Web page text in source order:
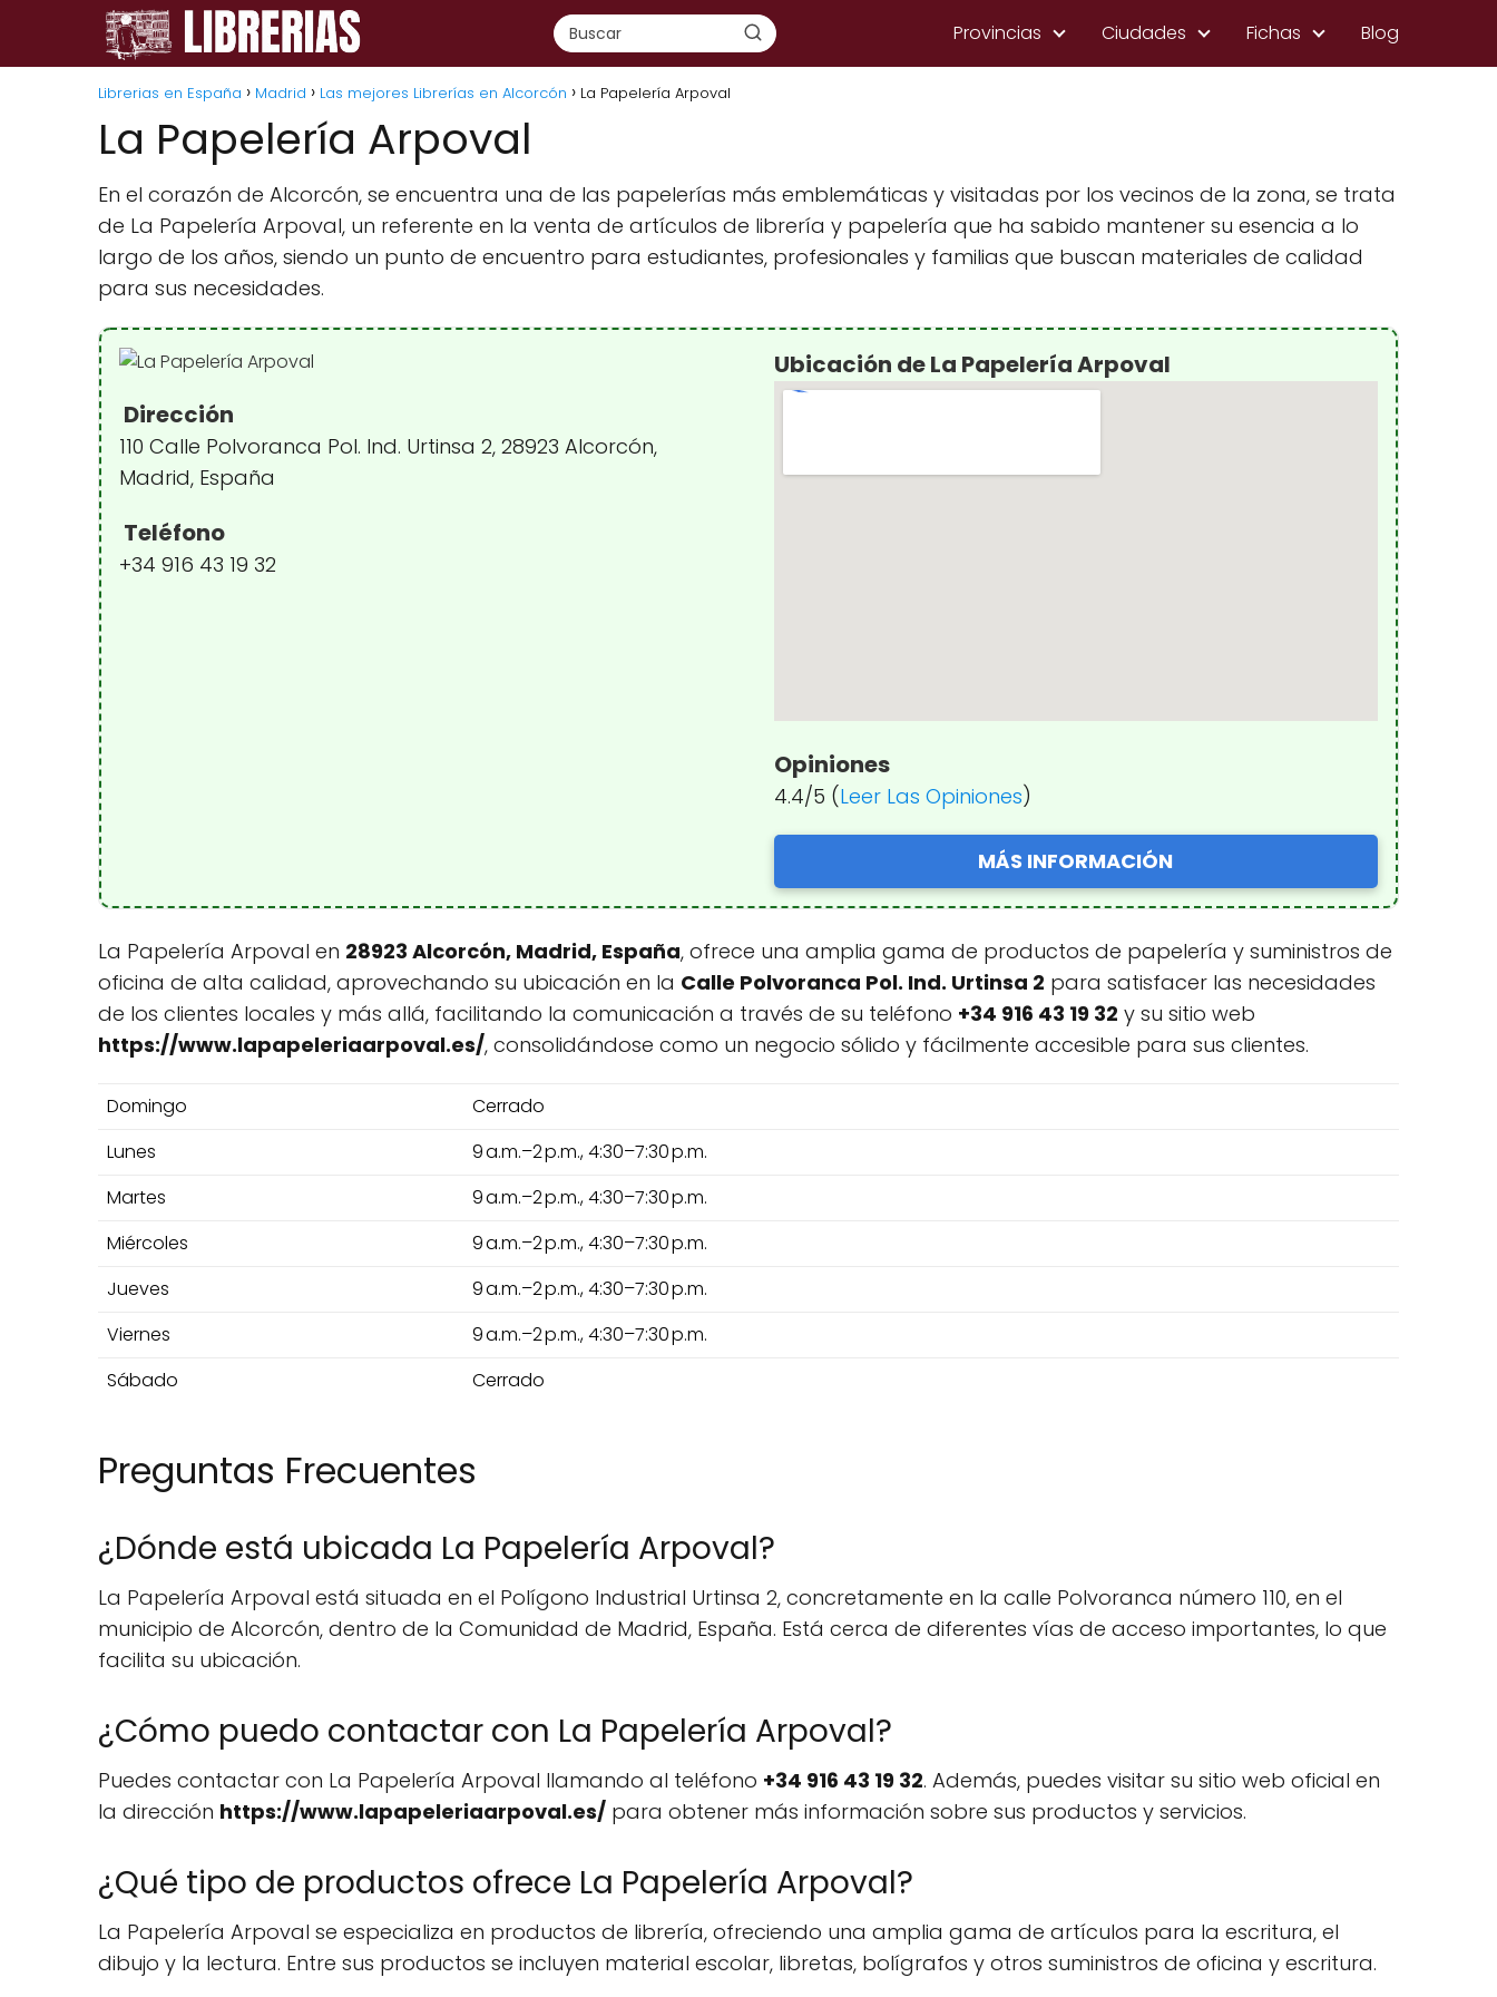
Provincias Ciudades Fichas Blog
Librerias en España Madrid Las mejores Librerías en Alcorcón La Papelería Arpoval
La Papelería Arpoval
En el corazón de Alcorcón, se encuentra una de las papelerías más emblemáticas y visitadas por los vecinos de la zona, se trata
de La Papelería Arpoval, un referente en la venta de artículos de librería y papelería que ha sabido mantener su esencia a lo
largo de los años, siendo un punto de encuentro para estudiantes, profesionales y familias que buscan materiales de calidad
para sus necesidades.
Dirección
110 Calle Polvoranca Pol. Ind. Urtinsa 2, 28923 Alcorcón,
Madrid, España
Teléfono
+34 916 43 19 32
Ubicación de La Papelería Arpoval
Opiniones
4.4/5 (Leer Las Opiniones)
MÁS INFORMACIÓN
La Papelería Arpoval en 28923 Alcorcón, Madrid, España, ofrece una amplia gama de productos de papelería y suministros de
oficina de alta calidad, aprovechando su ubicación en la Calle Polvoranca Pol. Ind. Urtinsa 2 para satisfacer las necesidades
de los clientes locales y más allá, facilitando la comunicación a través de su teléfono +34 916 43 19 32 y su sitio web
https://www.lapapeleriaarpoval.es/, consolidándose como un negocio sólido y fácilmente accesible para sus clientes.
Domingo
Cerrado
Lunes
9 a.m.–2 p.m., 4:30–7:30 p.m.
Martes
9 a.m.–2 p.m., 4:30–7:30 p.m.
Miércoles
9 a.m.–2 p.m., 4:30–7:30 p.m.
Jueves
9 a.m.–2 p.m., 4:30–7:30 p.m.
Viernes
9 a.m.–2 p.m., 4:30–7:30 p.m.
Sábado
Cerrado
Preguntas Frecuentes
¿Dónde está ubicada La Papelería Arpoval?
La Papelería Arpoval está situada en el Polígono Industrial Urtinsa 2, concretamente en la calle Polvoranca número 110, en el
municipio de Alcorcón, dentro de la Comunidad de Madrid, España. Está cerca de diferentes vías de acceso importantes, lo que
facilita su ubicación.
¿Cómo puedo contactar con La Papelería Arpoval?
Puedes contactar con La Papelería Arpoval llamando al teléfono +34 916 43 19 32. Además, puedes visitar su sitio web oficial en
la dirección https://www.lapapeleriaarpoval.es/ para obtener más información sobre sus productos y servicios.
¿Qué tipo de productos ofrece La Papelería Arpoval?
La Papelería Arpoval se especializa en productos de librería, ofreciendo una amplia gama de artículos para la escritura, el
dibujo y la lectura. Entre sus productos se incluyen material escolar, libretas, bolígrafos y otros suministros de oficina y escritura.